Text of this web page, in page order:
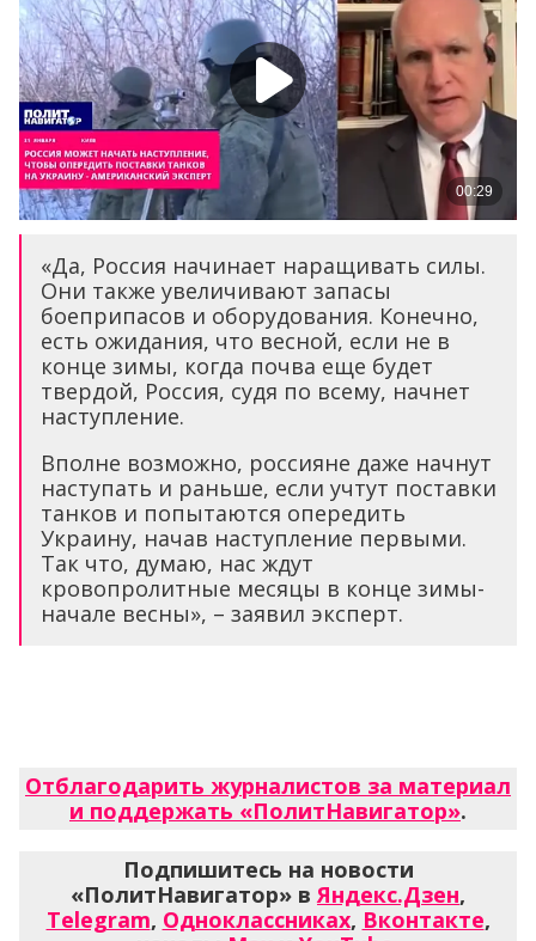
«Да, Россия начинает наращивать силы.
Они также увеличивают запасы
боеприпасов и оборудования. Конечно,
есть ожидания, что весной, если не в
конце зимы, когда почва еще будет
твердой, Россия, судя по всему, начнет
наступление.
Вполне возможно, россияне даже начнут
наступать и раньше, если учтут поставки
танков и попытаются опередить
Украину, начав наступление первыми.
Так что, думаю, нас ждут
кровопролитные месяцы в конце зимы-
начале весны», – заявил эксперт.
Отблагодарить журналистов за материал
и поддержать «ПолитНавигатор».
Подпишитесь на новости
«ПолитНавигатор» вЯндекс.Дзен,
Telegram, Одноклассниках, Вконтакте,